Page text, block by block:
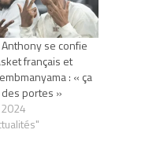
Anthony se confie
français et
: « ça
portes »